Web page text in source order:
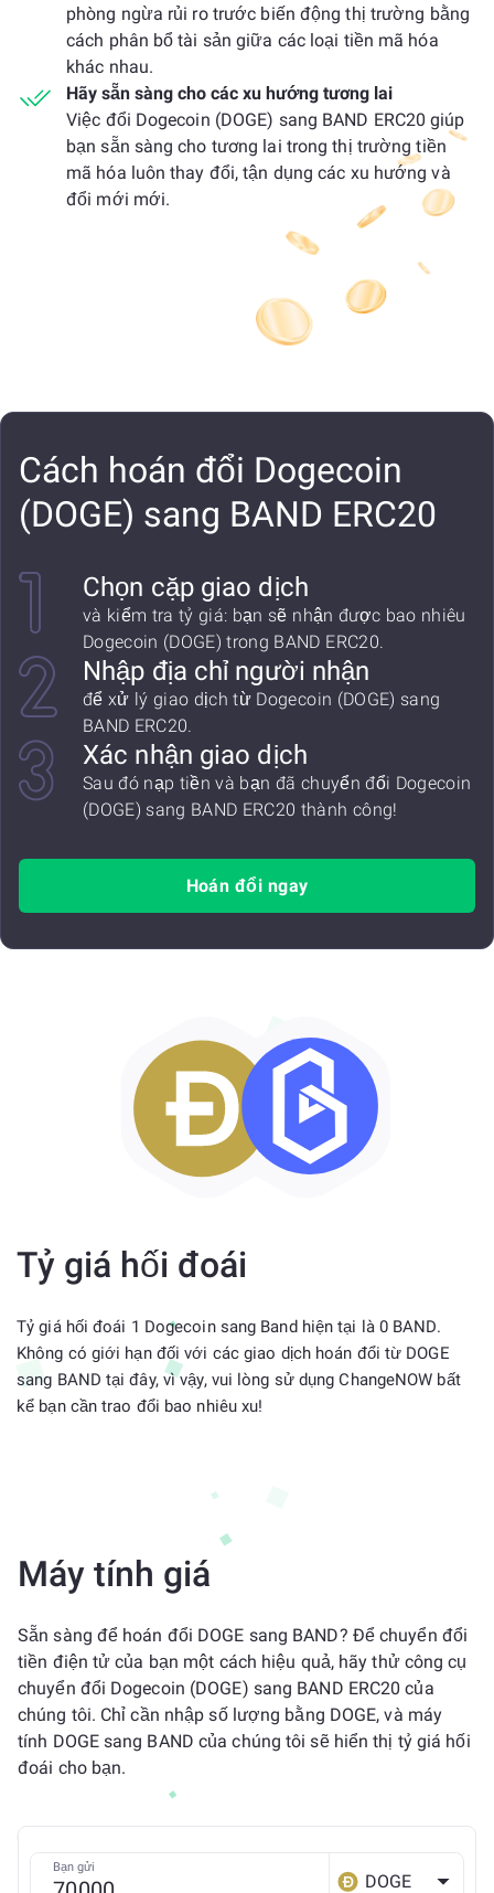
phòng ngừa rủi ro trước biến động thị trường bằng
cách phân bổ tài sản giữa các loại tiền mã hóa
khác nhau.
Hãy sẵn sàng cho các xu hướng tương lai
Việc đổi Dogecoin (DOGE) sang BAND ERC20 giúp
bạn sẵn sàng cho tương lai trong thị trường tiền
mã hóa luôn thay đổi, tận dụng các xu hướng và
đổi mới mới.
Cách hoán đổi Dogecoin
(DOGE) sang BAND ERC20
Chọn cặp giao dịch
và kiểm tra tỷ giá: bạn sẽ nhận được bao nhiêu
Dogecoin (DOGE) trong BAND ERC20.
Nhập địa chỉ người nhận
để xử lý giao dịch từ Dogecoin (DOGE) sang
BAND ERC20.
Xác nhận giao dịch
Sau đó nạp tiền và bạn đã chuyển đổi Dogecoin
(DOGE) sang BAND ERC20 thành công!
Hoán đổi ngay
Tỷ giá hối đoái
Tỷ giá hối đoái 1 Dogecoin sang Band hiện tại là 0 BAND.
Không có giới hạn đối với các giao dịch hoán đổi từ DOGE
sang BAND tại đây, vì vậy, vui lòng sử dụng ChangeNOW bất
kể bạn cần trao đổi bao nhiêu xu!
Máy tính giá
Sẵn sàng để hoán đổi DOGE sang BAND? Để chuyển đổi
tiền điện tử của bạn một cách hiệu quả, hãy thử công cụ
chuyển đổi Dogecoin (DOGE) sang BAND ERC20 của
chúng tôi. Chỉ cần nhập số lượng bằng DOGE, và máy
tính DOGE sang BAND của chúng tôi sẽ hiển thị tỷ giá hối
đoái cho bạn.
Bạn gửi
DOGE